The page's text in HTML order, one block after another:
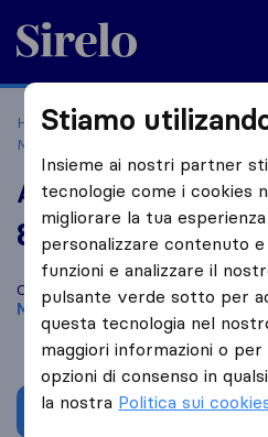
Sirelo.it
Home
Le 10 migliori aziende di
Manfredonia
Aprile Traslochi
8,6 basato su
recensioni di Sirelo e
Confronta Aprile Traslochi con
Manfredonia
Chiedi
Stiamo
Insieme ai nostri partner
tecnologie come i cookies
migliorare la tua
personalizzare contenuto
funzioni e analizzare il
pulsante verde sotto per
questa tecnologia nel
maggiori informazioni o
opzioni di consenso in
la nostra Politica sui